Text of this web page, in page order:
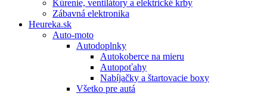
Kúrenie, ventilátory a elektrické krby
Zábavná elektronika
Heureka.sk
Auto-moto
Autodoplnky
Autokoberce na mieru
Autopoťahy
Nabíjačky a štartovacie boxy
Všetko pre autá